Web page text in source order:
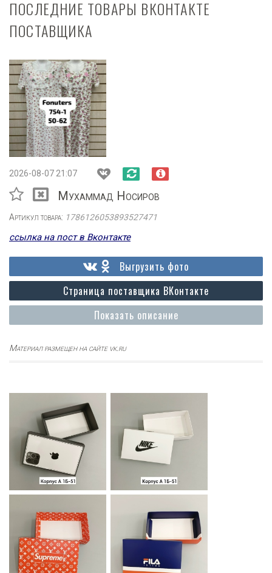
ПОСЛЕДНИЕ ТОВАРЫ ВКОНТАКТЕ
ПОСТАВЩИКА
2026-08-07 21:07
Мухаммад Носиров
Артикул товара: 1786126053893527471
ссылка на пост в Вконтакте
Показать описание
Страница поставщика ВКонтакте
Выгрузить фото
Материал размещен на сайте vk.ru